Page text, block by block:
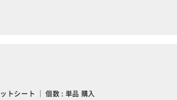
トシート ｜ 個数 : 単品 購入